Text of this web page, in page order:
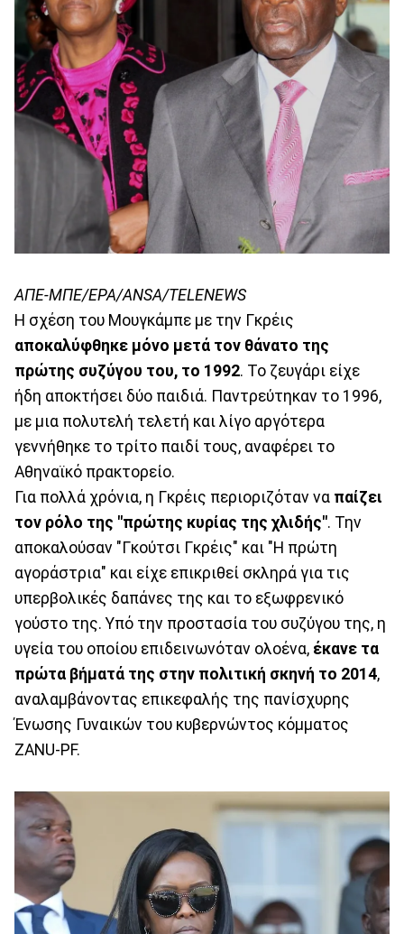
ΑΠΕ-ΜΠΕ/ΕΡΑ/ANSA/TELENEWS
Η σχέση του Μουγκάμπε με την Γκρέις
αποκαλύφθηκε μόνο μετά τον θάνατο της
πρώτης συζύγου του, το 1992. Το ζευγάρι είχε
ήδη αποκτήσει δύο παιδιά. Παντρεύτηκαν το 1996,
με μια πολυτελή τελετή και λίγο αργότερα
γεννήθηκε το τρίτο παιδί τους, αναφέρει το
Αθηναϊκό πρακτορείο.
Για πολλά χρόνια, η Γκρέις περιοριζόταν να παίζει
τον ρόλο της "πρώτης κυρίας της χλιδής". Την
αποκαλούσαν "Γκούτσι Γκρέις" και "Η πρώτη
αγοράστρια" και είχε επικριθεί σκληρά για τις
υπερβολικές δαπάνες της και το εξωφρενικό
γούστο της. Υπό την προστασία του συζύγου της, η
υγεία του οποίου επιδεινωνόταν ολοένα, έκανε τα
πρώτα βήματά της στην πολιτική σκηνή το 2014,
αναλαμβάνοντας επικεφαλής της πανίσχυρης
Ένωσης Γυναικών του κυβερνώντος κόμματος
ZANU-PF.